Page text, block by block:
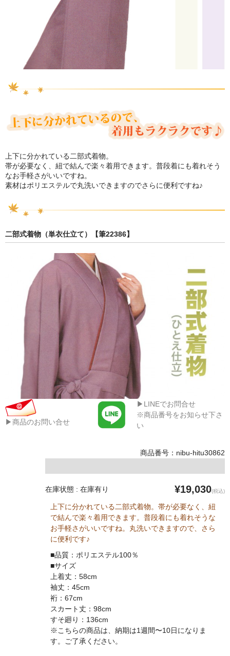
上下に分かれている二部式着物。
帯が必要なく、紐で結んで楽々着用できます。普段着にも着れそう
なお手軽さがいいですね。
素材はポリエステルで丸洗いできますのでさらに便利ですね♪
二部式着物（単衣仕立て）【筆22386】
▶商品のお問い合せ
▶LINEでお問合せ
※商品番号をお知らせ下さ
い
商品番号：nibu-hitu30862
在庫状態 : 在庫有り ¥19,030(税込)
上下に分かれている二部式着物。帯が必要なく、紐
で結んで楽々着用できます。普段着にも着れそうな
お手軽さがいいですね。丸洗いできますので、さら
に便利です♪
■品質：ポリエステル100％
■サイズ
上着丈：58cm
袖丈：45cm
裄：67cm
スカート丈：98cm
すそ廻り：136cm
※こちらの商品は、納期は1週間〜10日になりま
す。ご了承ください。